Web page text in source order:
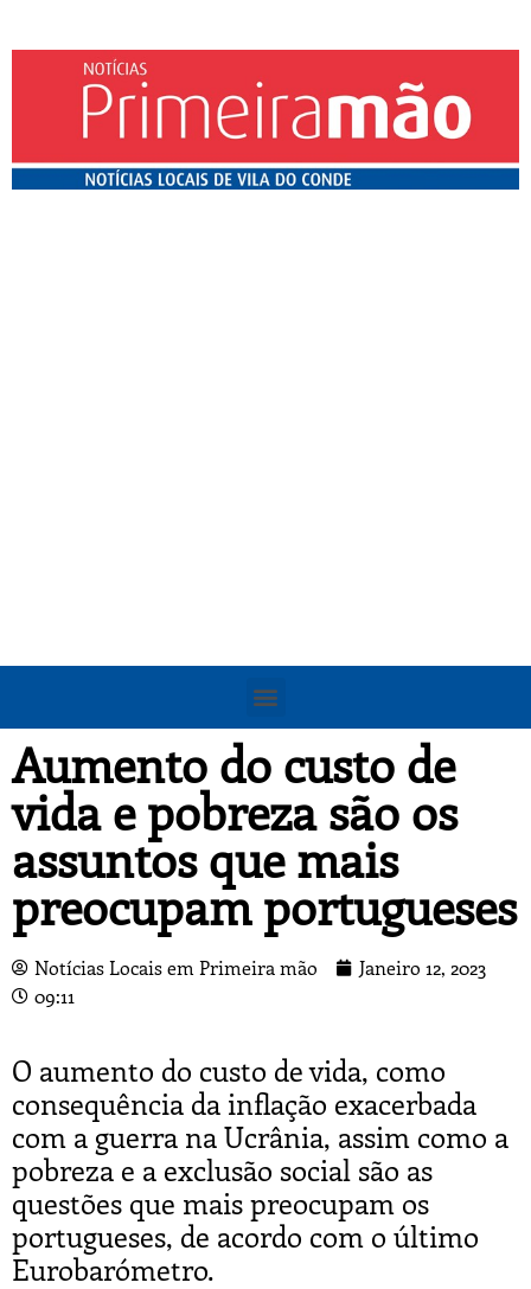
Aumento do custo de
vida e pobreza são os
assuntos que mais
preocupam portugueses
Notícias Locais em Primeira mão
Janeiro 12, 2023
09:11
O aumento do custo de vida, como
consequência da inflação exacerbada
com a guerra na Ucrânia, assim como a
pobreza e a exclusão social são as
questões que mais preocupam os
portugueses, de acordo com o último
Eurobarómetro.